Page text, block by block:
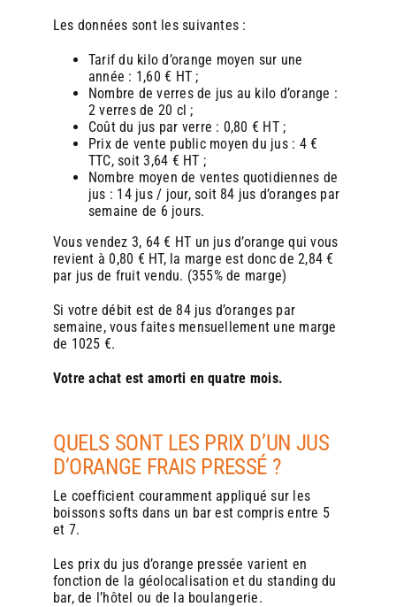
Les données sont les suivantes :
Tarif du kilo d’orange moyen sur une
année : 1,60 € HT ;
Nombre de verres de jus au kilo d’orange :
2 verres de 20 cl ;
Coût du jus par verre : 0,80 € HT ;
Prix de vente public moyen du jus : 4 €
TTC, soit 3,64 € HT ;
Nombre moyen de ventes quotidiennes de
jus : 14 jus / jour, soit 84 jus d’oranges par
semaine de 6 jours.
Vous vendez 3, 64 € HT un jus d’orange qui vous
revient à 0,80 € HT, la marge est donc de 2,84 €
par jus de fruit vendu. (355% de marge)
Si votre débit est de 84 jus d’oranges par
semaine, vous faites mensuellement une marge
de 1025 €.
Votre achat est amorti en quatre mois.
QUELS SONT LES PRIX D’UN JUS
D’ORANGE FRAIS PRESSÉ ?
Le coefficient couramment appliqué sur les
boissons softs dans un bar est compris entre 5
et 7.
Les prix du jus d’orange pressée varient en
fonction de la géolocalisation et du standing du
bar, de l’hôtel ou de la boulangerie.